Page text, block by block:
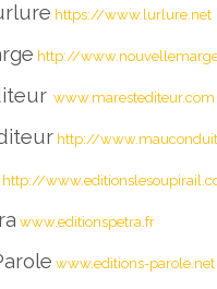
https://www.lurlure.net
http://
www.marestediteur.com
http://
http://
www.editionspetra.fr
www.editions-parole.net